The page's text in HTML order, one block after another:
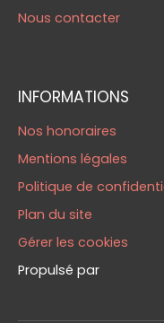
Nous contacter
INFORMATIONS
Nos honoraires
Mentions légales
Politique de
Plan du site
Gérer les cookies
Propulsé par